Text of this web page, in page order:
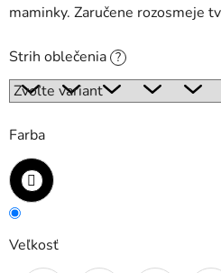
maminky. Zaručene rozosmeje
Strih oblečenia ?
Farba
Veľkosť